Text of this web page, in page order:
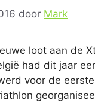
door Mark
loot aan de
had dit jaar
voor de